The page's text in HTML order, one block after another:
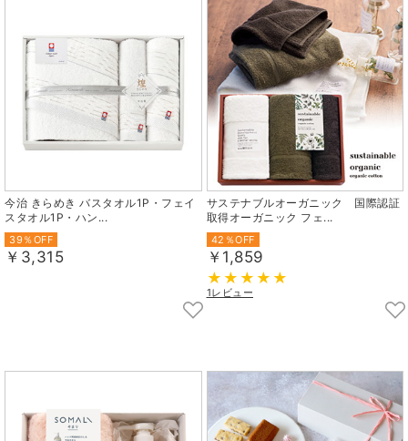
今治 きらめき バスタオル1P・フェイ
スタオル1P・ハン...
39％OFF
￥3,315
サステナブルオーガニック 国際認証
取得オーガニック フェ...
42％OFF
￥1,859
1レビュー